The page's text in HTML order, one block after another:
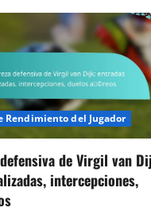
Rendimiento del Jugador
de Virgil van
intercepciones,